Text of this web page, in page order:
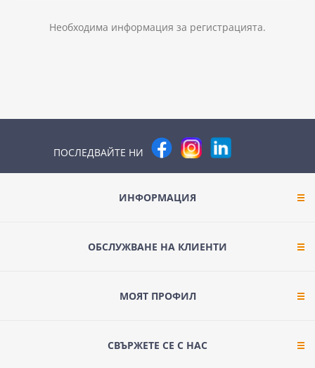
Необходима информация за регистрацията.
ПОСЛЕДВАЙТЕ НИ
ИНФОРМАЦИЯ
ОБСЛУЖВАНЕ НА КЛИЕНТИ
МОЯТ ПРОФИЛ
СВЪРЖЕТЕ СЕ С НАС